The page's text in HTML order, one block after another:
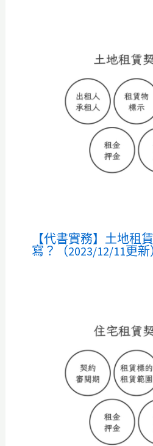
【代書實務】土地租
寫？（2023/12/11更新